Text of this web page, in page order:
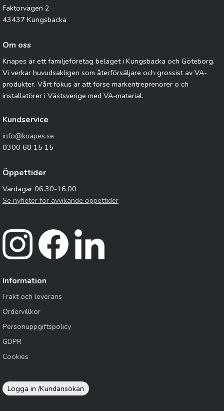
Faktorvägen 2
43437 Kungsbacka
Om oss
Knapes är ett familjeföretag beläget i Kungsbacka och Göteborg.
Vi verkar huvudsakligen som återförsäljare och grossist av VA-
produkter. Vårt fokus är att förse markentreprenörer o ch
installatörer i Västsverige med VA-material.
Kundservice
info@knapes.se
0300 68 15 15
Öppettider
Vardagar 06.30-16.00
Se nyheter för avvikande öppettider
Information
Frakt och leverans
Ordervillkor
Personuppgiftspolicy
GDPR
Cookies
Logga in /Kundansökan